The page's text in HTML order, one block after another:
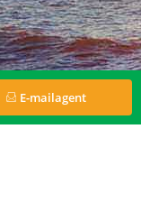
E-mailagent